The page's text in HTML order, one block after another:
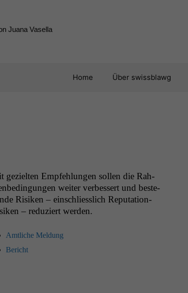
Juana Vasella
Home Über swissblawg
geziel­ten Empfehlun­gen sollen die Rah­
weit­er verbessert und beste­
Risiken – ein­schliesslich Rep­u­ta­tion­
– reduziert werden.
Amtliche Mel­dung
Bericht